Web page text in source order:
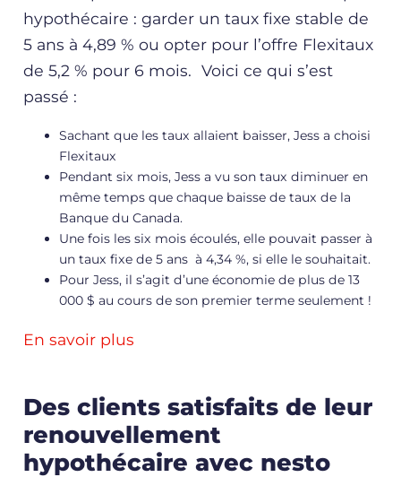
hypothécaire : garder un taux fixe stable de
5 ans à 4,89 % ou opter pour l’offre Flexitaux
de 5,2 % pour 6 mois. Voici ce qui s’est
passé :
Sachant que les taux allaient baisser, Jess a choisi
Flexitaux
Pendant six mois, Jess a vu son taux diminuer en
même temps que chaque baisse de taux de la
Banque du Canada.
Une fois les six mois écoulés, elle pouvait passer à
un taux fixe de 5 ans à 4,34 %, si elle le souhaitait.
Pour Jess, il s’agit d’une économie de plus de 13
000 $ au cours de son premier terme seulement !
En savoir plus
Des clients satisfaits de leur
renouvellement
hypothécaire avec nesto